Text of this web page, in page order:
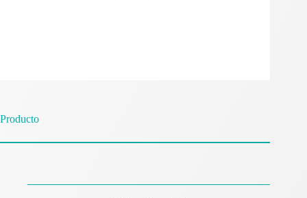
Producto